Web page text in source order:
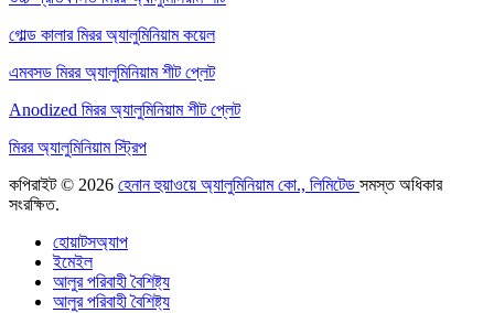
গোল্ড কালার মিরর অ্যালুমিনিয়াম কয়েল
এমবসড মিরর অ্যালুমিনিয়াম শীট প্লেট
Anodized মিরর অ্যালুমিনিয়াম শীট প্লেট
মিরর অ্যালুমিনিয়াম স্ট্রিপ
কপিরাইট © 2026 হেনান হুয়াওয়ে অ্যালুমিনিয়াম কো., লিমিটেড সমস্ত অধিকার
সংরক্ষিত.
হোয়াটসঅ্যাপ
ইমেইল
আলুর পরিবাহী বৈশিষ্ট্য
আলুর পরিবাহী বৈশিষ্ট্য